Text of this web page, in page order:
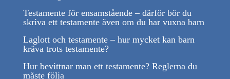
Testamente för ensamstående – därför bör du
skriva ett testamente även om du har vuxna barn
Laglott och testamente – hur mycket kan barn
kräva trots testamente?
Hur bevittnar man ett testamente? Reglerna du
måste följa